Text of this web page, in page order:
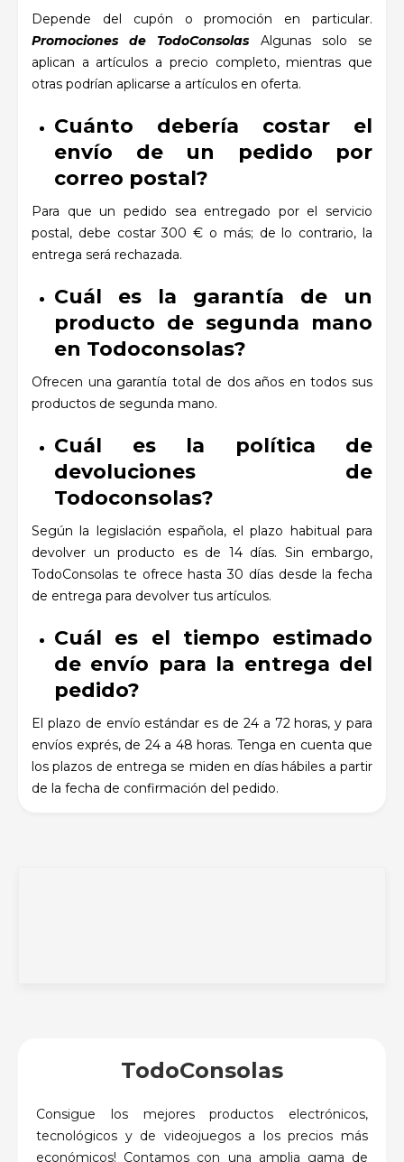
Depende del cupón o promoción en particular.
Promociones de TodoConsolas Algunas solo se
aplican a artículos a precio completo, mientras que
otras podrían aplicarse a artículos en oferta.
Cuánto debería costar el
envío de un pedido por
correo postal?
Para que un pedido sea entregado por el servicio
postal, debe costar 300 € o más; de lo contrario, la
entrega será rechazada.
Cuál es la garantía de un
producto de segunda mano
en Todoconsolas?
Ofrecen una garantía total de dos años en todos sus
productos de segunda mano.
Cuál es la política de
devoluciones de
Todoconsolas?
Según la legislación española, el plazo habitual para
devolver un producto es de 14 días. Sin embargo,
TodoConsolas te ofrece hasta 30 días desde la fecha
de entrega para devolver tus artículos.
Cuál es el tiempo estimado
de envío para la entrega del
pedido?
El plazo de envío estándar es de 24 a 72 horas, y para
envíos exprés, de 24 a 48 horas. Tenga en cuenta que
los plazos de entrega se miden en días hábiles a partir
de la fecha de confirmación del pedido.
TodoConsolas
Consigue los mejores productos electrónicos,
tecnológicos y de videojuegos a los precios más
económicos! Contamos con una amplia gama de